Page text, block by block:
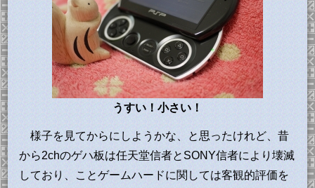
うすい！小さい！
様子を見てからにしようかな、と思ったけれど、昔
から2chのゲハ板は任天堂信者とSONY信者により壊滅
しており、ことゲームハードに関しては客観的評価を